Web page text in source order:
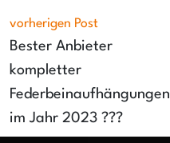
vorherigen Post
Bester Anbieter
kompletter
Federbeinaufhängungen
im Jahr 2023 ???